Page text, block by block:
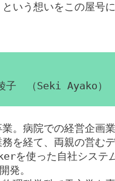
いう想いをこの屋号
子 （Seki Ayako）
。病院での経営企画
を経て、両親の営む
を使った自社システ
発。